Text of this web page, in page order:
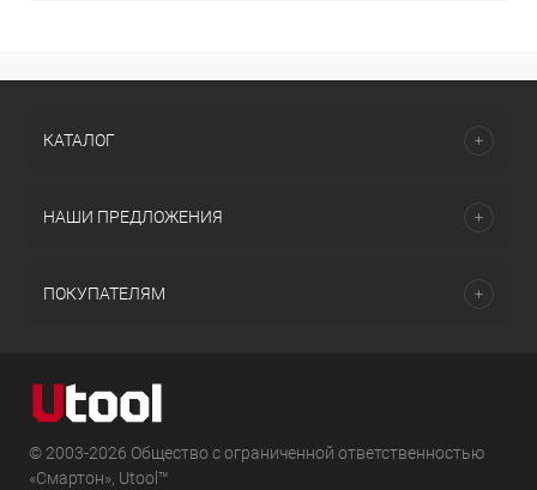
КАТАЛОГ
НАШИ ПРЕДЛОЖЕНИЯ
ПОКУПАТЕЛЯМ
© 2003-2026 Общество с ограниченной ответственностью
«Смартон», Utool™